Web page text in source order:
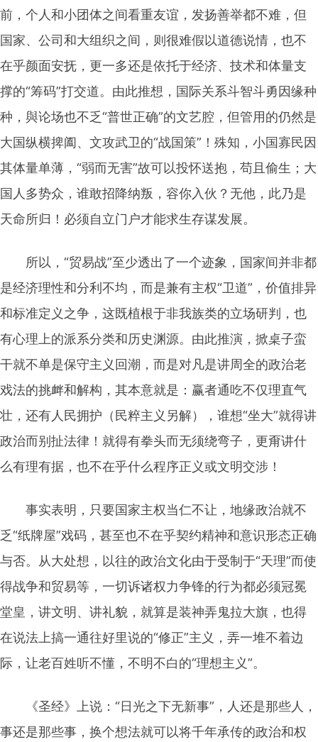
前，个人和小团体之间看重友谊，发扬善举都不难，但
国家、公司和大组织之间，则很难假以道德说情，也不
在乎颜面安抚，更一多还是依托于经济、技术和体量支
撑的“筹码”打交道。由此推想，国际关系斗智斗勇因缘种
种，與论场也不乏“普世正确”的文艺腔，但管用的仍然是
大国纵横捭阖、文攻武卫的“战国策”！殊知，小国寡民因
其体量单薄，“弱而无害”故可以投怀送抱，苟且偷生；大
国人多势众，谁敢招降纳叛，容你入伙？无他，此乃是
天命所归！必须自立门户才能求生存谋发展。
所以，“贸易战”至少透出了一个迹象，国家间并非都
是经济理性和分利不均，而是兼有主权“卫道”，价值排异
和标准定义之争，这既植根于非我族类的立场研判，也
有心理上的派系分类和历史渊源。由此推演，掀桌子蛮
干就不单是保守主义回潮，而是对凡是讲周全的政治老
戏法的挑衅和解构，其本意就是：赢者通吃不仅理直气
壮，还有人民拥护（民粹主义另解），谁想“坐大”就得讲
政治而别扯法律！就得有拳头而无须绕弯子，更甭讲什
么有理有据，也不在乎什么程序正义或文明交涉！
事实表明，只要国家主权当仁不让，地缘政治就不
乏“纸牌屋”戏码，甚至也不在乎契约精神和意识形态正确
与否。从大处想，以往的政治文化由于受制于“天理”而使
得战争和贸易等，一切诉诸权力争锋的行为都必须冠冕
堂皇，讲文明、讲礼貌，就算是装神弄鬼拉大旗，也得
在说法上搞一通往好里说的“修正”主义，弄一堆不着边
际，让老百姓听不懂，不明不白的“理想主义”。
《圣经》上说：“日光之下无新事”，人还是那些人，
事还是那些事，换个想法就可以将千年承传的政治和权